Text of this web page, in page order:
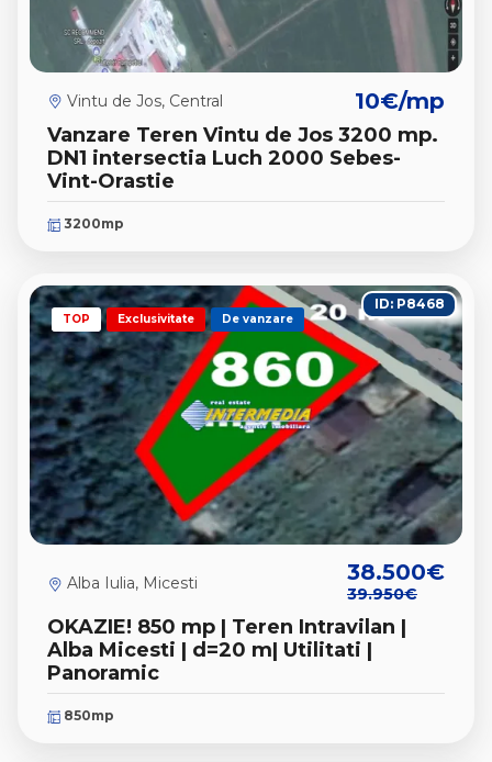
Vanzare Teren Vintu de Jos 3200 mp.
DN1 intersectia Luch 2000 Sebes-
Vint-Orastie
Vintu de Jos, Central 10€/mp
3200mp
TOP Exclusivitate De vanzare
OKAZIE! 850 mp | Teren Intravilan |
Alba Micesti | d=20 m| Utilitati |
Panoramic
Alba Iulia, Micesti 38.500€
39.950€
850mp
ID: P8468